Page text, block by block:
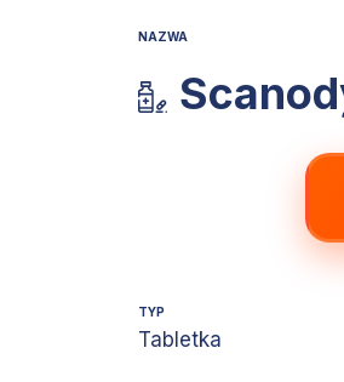
NAZWA
TYP
Tabletka